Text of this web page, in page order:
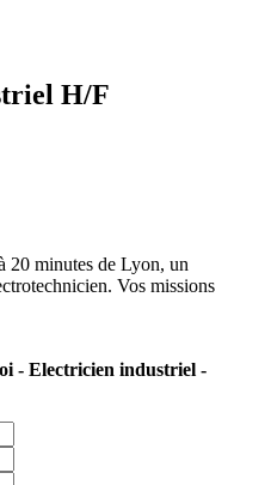
H/F
20 minutes de Lyon, un
Vos missions
- Electricien industriel -